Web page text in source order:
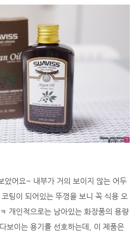
았어요~ 내부가 거의 보이지 않는 어두
팅이 되어있는 뚜껑을 보니 꼭 식용 오
개인적으로는 남아있는 화장품의 용량
보이는 용기를 선호하는데, 이 제품은